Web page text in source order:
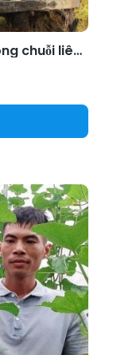
‘Nhân tố’ kinh tế hợp tác trong chuỗi liên kết nông sản giúp xứ cù lao Phú Tân ngày thêm đổi mới